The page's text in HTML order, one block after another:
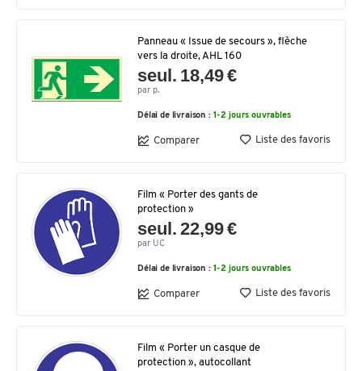
Panneau « Issue de secours », flèche
vers la droite, AHL 160
seul. 18,49 €
par p.
Délai de livraison : 1-2 jours ouvrables
Comparer Liste des favoris
Film « Porter des gants de
protection »
seul. 22,99 €
par UC
Délai de livraison : 1-2 jours ouvrables
Comparer Liste des favoris
Film « Porter un casque de
protection », autocollant